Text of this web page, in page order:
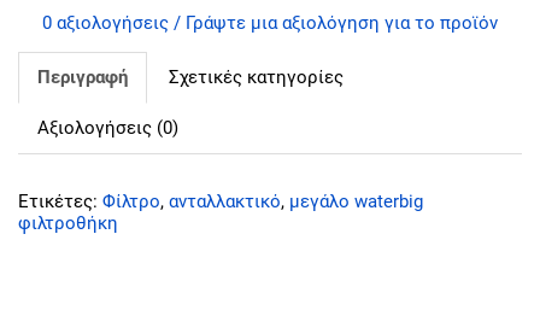
0 αξιολογήσεις / Γράψτε μια αξιολόγηση για το προϊόν
Περιγραφή Σχετικές κατηγορίες
Αξιολογήσεις (0)
Ετικέτες: Φίλτρο, ανταλλακτικό, μεγάλο waterbig
φιλτροθήκη